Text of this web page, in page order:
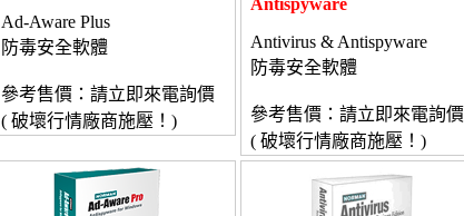
Ad-Aware Plus
防毒安全軟體
參考售價：請立即來電詢價
( 破壞行情廠商施壓！)
Antispyware
Antivirus & Antispyware
防毒安全軟體
參考售價：請立即來電詢價
( 破壞行情廠商施壓！)